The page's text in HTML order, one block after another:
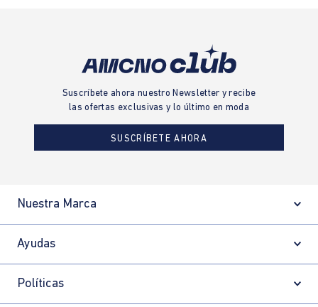
Suscríbete ahora nuestro Newsletter y recibe
las ofertas exclusivas y lo último en moda
SUSCRÍBETE AHORA
Nuestra Marca
Ayudas
Políticas